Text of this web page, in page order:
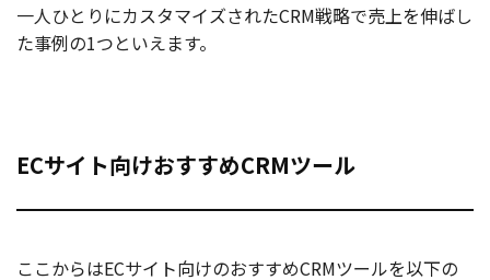
一人ひとりにカスタマイズされたCRM戦略で売上を伸ばし
た事例の1つといえます。
ECサイト向けおすすめCRMツール
ここからはECサイト向けのおすすめCRMツールを以下の